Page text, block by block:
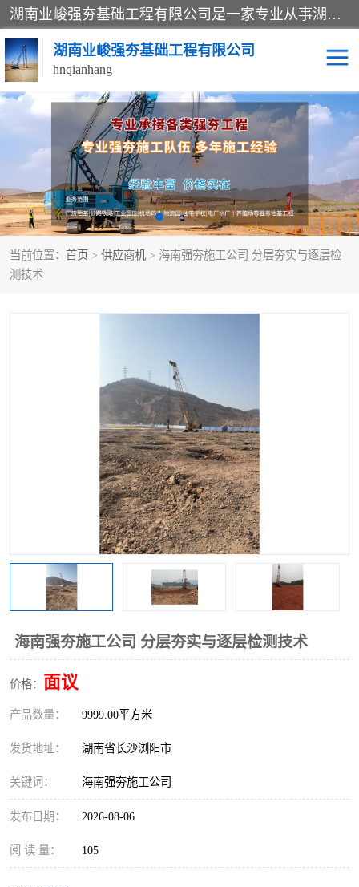
湖南业峻强夯基础工程有限公司是一家专业从事湖南强夯基础工程、强夯机租赁，地基处理的施工单位。业务覆盖：湖南、广东，江西等地。可承接1000KN.m-25000KN.m强夯（置换）工程。公司创始人是国内较早期从事强夯施工的建设者，经过多年的一步一个脚印的发展，在行业内具有较高的度和良好的口碑。
湖南业峻强夯基础工程有限公司
hnqianhang
当前位置： 首页 > 供应商机 > 海南强夯施工公司 分层夯实与逐层检
测技术
海南强夯施工公司 分层夯实与逐层检测技术
价格： 面议
产品数量： 9999.00平方米
发货地址： 湖南省长沙浏阳市
关键词： 海南强夯施工公司
发布日期： 2026-08-06
阅 读 量： 105
强夯施工案例 强夯机租赁
强夯施工工程 强夯施工队伍
强夯队伍